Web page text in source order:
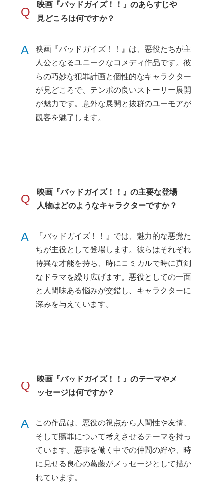
Q
映画『バッドガイズ！！』のあらすじや
見どころは何ですか？
A
映画『バッドガイズ！！』は、悪役たちが主
人公となるユニークなコメディ作品です。彼
らの巧妙な犯罪計画と個性的なキャラクター
が見どころで、テンポの良いストーリー展開
が魅力です。意外な展開と抜群のユーモアが
観客を魅了します。
Q
映画『バッドガイズ！！』の主要な登場
人物はどのようなキャラクターですか？
A
『バッドガイズ！！』では、魅力的な悪党た
ちが主役として登場します。彼らはそれぞれ
特異な才能を持ち、時にコミカルで時に真剣
なドラマを繰り広げます。悪役としての一面
と人間味ある悩みが交錯し、キャラクターに
深みを与えています。
Q
映画『バッドガイズ！！』のテーマやメ
ッセージは何ですか？
A
この作品は、悪役の視点から人間性や友情、
そして贖罪について考えさせるテーマを持っ
ています。悪事を働く中での仲間の絆や、時
に見せる良心の葛藤がメッセージとして描か
れています。